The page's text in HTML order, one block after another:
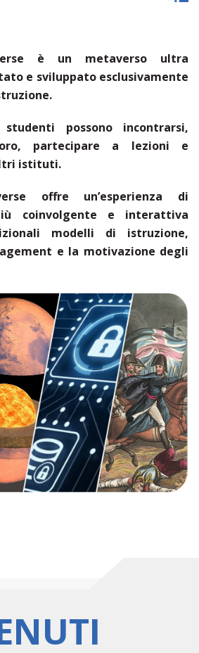
è un metaverso ultra
e sviluppato esclusivamente
possono incontrarsi,
partecipare a lezioni e
istituti.
offre un’esperienza di
coinvolgente e interattiva
modelli di istruzione,
e la motivazione degli